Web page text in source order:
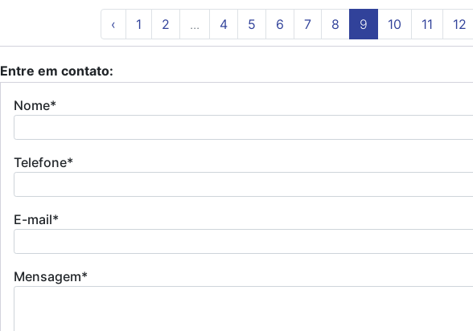
‹ 1 2 ... 4 5 6 7 8 9 10 11 12
Entre em contato:
Nome*
Telefone*
E-mail*
Mensagem*